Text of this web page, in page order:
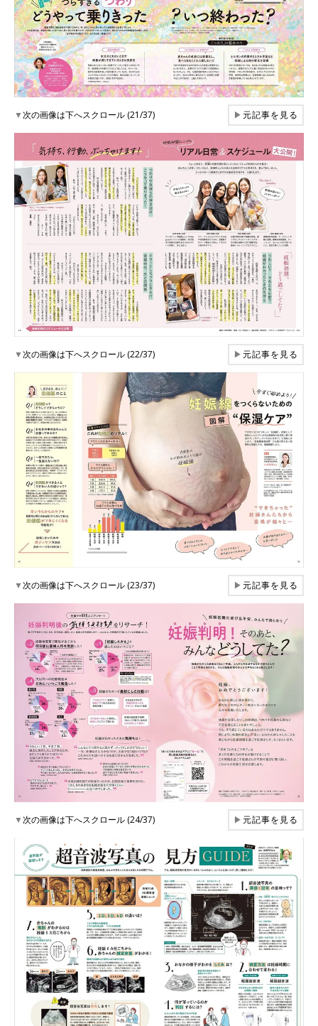
▼次の画像は下へスクロール (21/37) ▶元記事を見る
▼次の画像は下へスクロール (22/37) ▶元記事を見る
▼次の画像は下へスクロール (23/37) ▶元記事を見る
▼次の画像は下へスクロール (24/37) ▶元記事を見る